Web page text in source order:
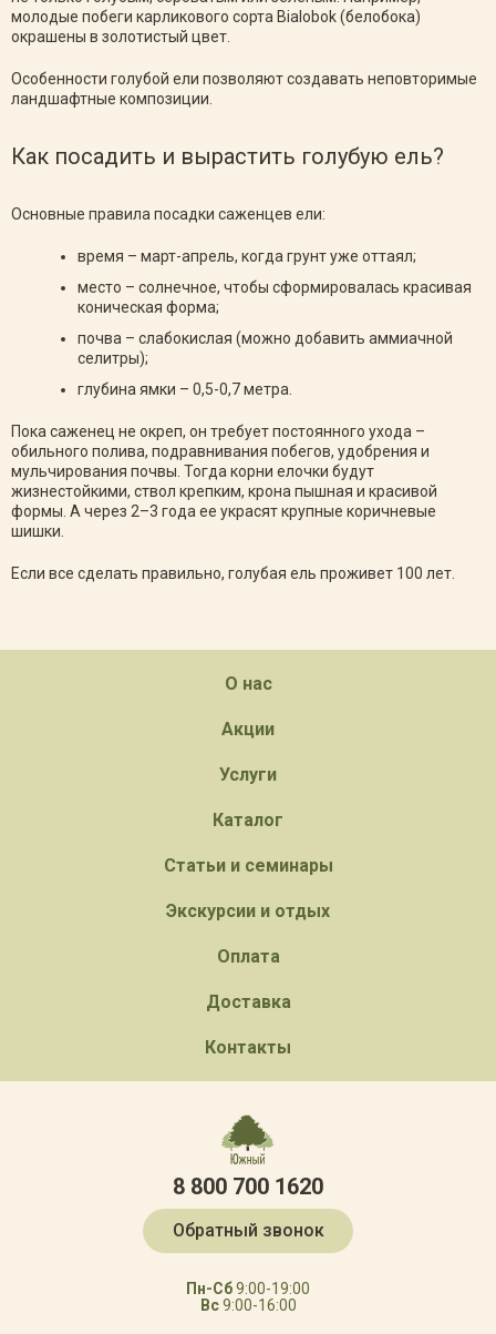
молодые побеги карликового сорта Bialobok (белобока)
окрашены в золотистый цвет.
Особенности голубой ели позволяют создавать неповторимые
ландшафтные композиции.
Как посадить и вырастить голубую ель?
Основные правила посадки саженцев ели:
время – март-апрель, когда грунт уже оттаял;
место – солнечное, чтобы сформировалась красивая
коническая форма;
почва – слабокислая (можно добавить аммиачной
селитры);
глубина ямки – 0,5-0,7 метра.
Пока саженец не окреп, он требует постоянного ухода –
обильного полива, подравнивания побегов, удобрения и
мульчирования почвы. Тогда корни елочки будут
жизнестойкими, ствол крепким, крона пышная и красивой
формы. А через 2–3 года ее украсят крупные коричневые
шишки.
Если все сделать правильно, голубая ель проживет 100 лет.
О нас
Акции
Услуги
Каталог
Статьи и семинары
Экскурсии и отдых
Оплата
Доставка
Контакты
8 800 700 1620
Обратный звонок
Пн-Сб9:00-19:00
Вс9:00-16:00